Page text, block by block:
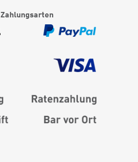
Zahlungsarten